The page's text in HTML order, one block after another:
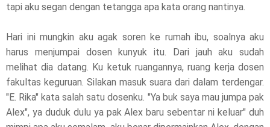
tapi aku segan dengan tetangga apa kata orang nantinya.
Hari ini mungkin aku agak soren ke rumah ibu, soalnya aku
harus menjumpai dosen kunyuk itu. Dari jauh aku sudah
melihat dia datang. Ku ketuk ruangannya, ruang kerja dosen
fakultas keguruan. Silakan masuk suara dari dalam terdengar.
"E. Rika" kata salah satu dosenku. "Ya buk saya mau jumpa pak
Alex", ya duduk dulu ya pak Alex baru sebentar ni keluar" duh